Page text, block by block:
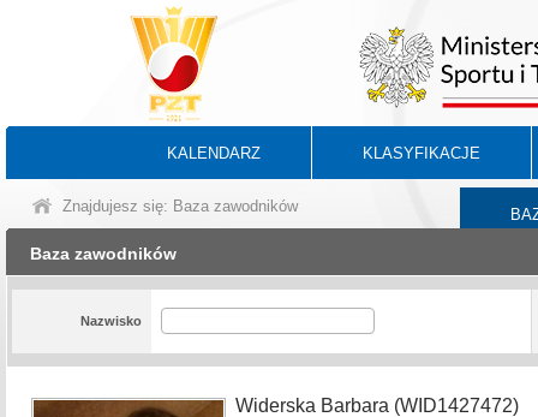
KALENDARZ KLASYFIKACJE
Znajdujesz się: Baza zawodników
Baza zawodników
Nazwisko
Widerska Barbara (WID1427472)